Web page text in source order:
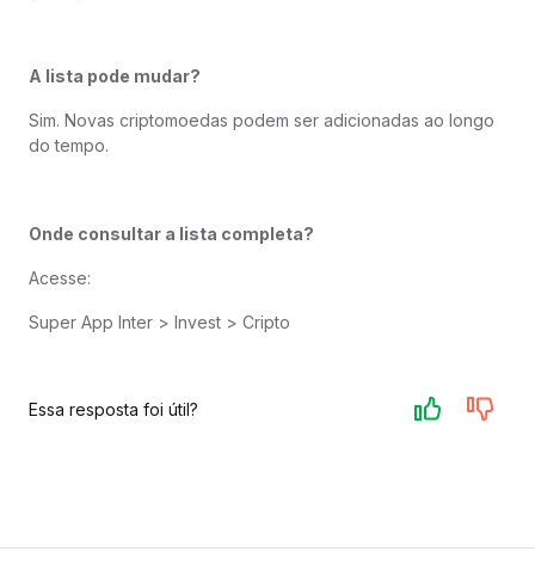
A lista pode mudar?
Sim. Novas criptomoedas podem ser adicionadas ao longo
do tempo.
Onde consultar a lista completa?
Acesse:
Super App Inter > Invest > Cripto
Essa resposta foi útil?